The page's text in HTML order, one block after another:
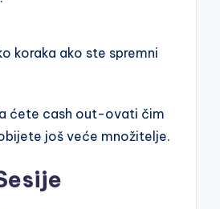
koraka ako ste spremni
ćete cash out-ovati čim
još veće množitelje.